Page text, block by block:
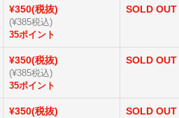
¥350(税抜)
(¥385税込)
35ポイント
SOLD OUT
¥350(税抜)
(¥385税込)
35ポイント
SOLD OUT
¥350(税抜) SOLD OUT